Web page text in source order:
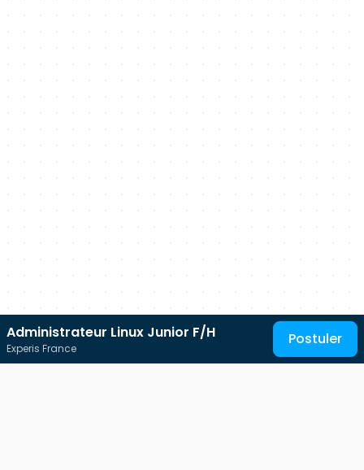
Administrateur Linux Junior F/H
Experis France
Postuler